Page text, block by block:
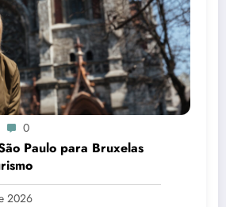
0
Paulo para Bruxelas
2026